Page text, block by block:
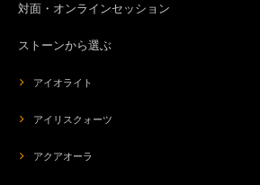
対面・オンラインセッション
ストーンから選ぶ
アイオライト
アイリスクォーツ
アクアオーラ